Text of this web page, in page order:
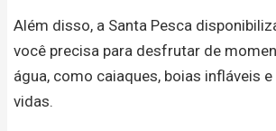
Além disso, a Santa Pesca
você precisa para desfrutar de
água, como caiaques, boias infláveis
vidas.